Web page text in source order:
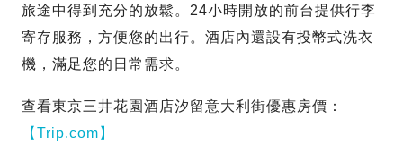
旅途中得到充分的放鬆。24小時開放的前台提供行李
寄存服務，方便您的出行。酒店內還設有投幣式洗衣
機，滿足您的日常需求。
查看東京三井花園酒店汐留意大利街優惠房價：
【Trip.com】